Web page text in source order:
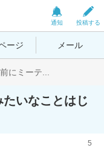
投稿する
通知
ージ メール
にミーテ...
いなことはじ
5